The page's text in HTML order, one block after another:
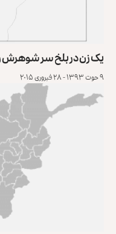
یک زن در بلخ سر شوهرش
۹ حوت ۱۳۹۳ - ۲۸ فبروری ۲۰۱۵